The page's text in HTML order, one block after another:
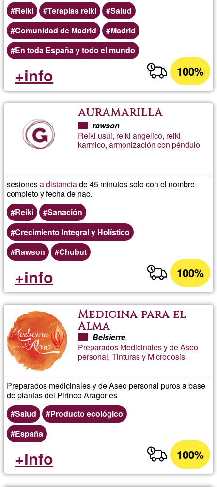
Reiki Terapias reiki
Salud
Comunidad de Madrid
Madrid
En toda España y todo el mundo
100%
+info
AURAMARILLA
rawson
Reiki usui, reiki angelico, reiki
karmico, armonización con péndulo
sesionesa distanciade 45 minutos solo con el nombre
completo y fecha de nac.
Reiki
Sanación
Crecimiento Integral y Holístico
Rawson
Chubut
100%
+info
Medicina para el
Alma
Belsierre
Preparados Medicinales y de Aseo
personal, Tinturas y Microdosis.
Preparados medicinales y de Aseo personal puros a base
de plantas del Pirineo Aragonés
Salud
Producto ecológico
España
100%
+info